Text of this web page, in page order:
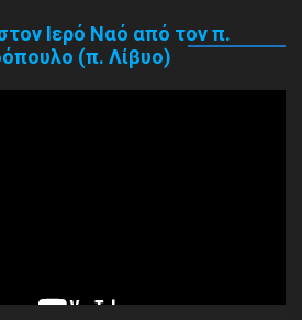
Ιερό Ναό από τον π.
(π. Λίβυο)